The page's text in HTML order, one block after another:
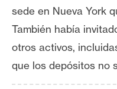
sede en Nueva York
También había
otros activos,
que los depósitos no